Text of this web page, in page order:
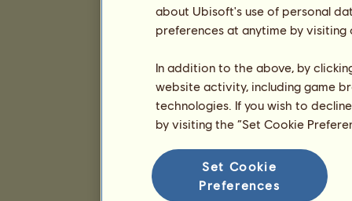
about Ubisoft's use of personal
preferences at anytime by
In addition to the above, by
website activity, including game
technologies. If you wish to
by visiting the “Set Cookie
Set Cookie
Preferences